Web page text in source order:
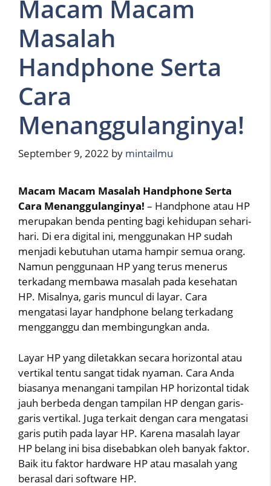
Macam Macam
Masalah
Handphone Serta
Cara
Menanggulanginya!
September 9, 2022 by mintailmu
Macam Macam Masalah Handphone Serta
Cara Menanggulanginya! – Handphone atau HP
merupakan benda penting bagi kehidupan sehari-
hari. Di era digital ini, menggunakan HP sudah
menjadi kebutuhan utama hampir semua orang.
Namun penggunaan HP yang terus menerus
terkadang membawa masalah pada kesehatan
HP. Misalnya, garis muncul di layar. Cara
mengatasi layar handphone belang terkadang
mengganggu dan membingungkan anda.
Layar HP yang diletakkan secara horizontal atau
vertikal tentu sangat tidak nyaman. Cara Anda
biasanya menangani tampilan HP horizontal tidak
jauh berbeda dengan tampilan HP dengan garis-
garis vertikal. Juga terkait dengan cara mengatasi
garis putih pada layar HP. Karena masalah layar
HP belang ini bisa disebabkan oleh banyak faktor.
Baik itu faktor hardware HP atau masalah yang
berasal dari software HP.